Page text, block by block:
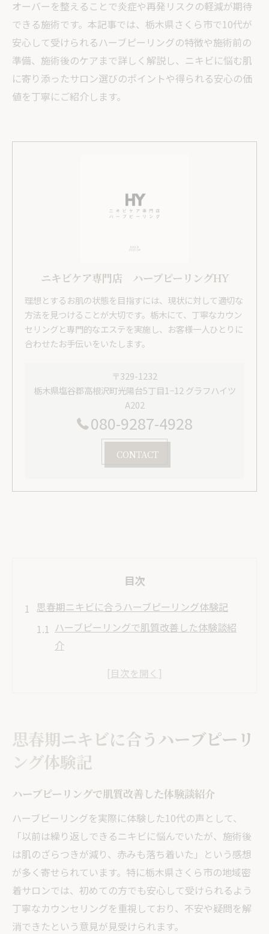
オーバーを整えることで炎症や再発リスクの軽減が期待
できる施術です。本記事では、栃木県さくら市で10代が
安心して受けられるハーブピーリングの特徴や施術前の
準備、施術後のケアまで詳しく解説し、ニキビに悩む肌
に寄り添ったサロン選びのポイントや得られる安心の価
値を丁寧にご紹介します。
ニキビケア専門店 ハーブピーリングHY
理想とするお肌の状態を目指すには、現状に対して適切な
方法を見つけることが大切です。栃木にて、丁寧なカウン
セリングと専門的なエステを実施し、お客様一人ひとりに
合わせたお手伝いをいたします。
〒329-1232
栃木県塩谷郡高根沢町光陽台5丁目1−12 グラフハイツ
A202
080-9287-4928
CONTACT
目次
思春期ニキビに合うハーブピーリング体験記
ハーブピーリングで肌質改善した体験談紹
介
10代が実感したハーブピーリングの効果
ート
繰り返すニキビにハーブピーリングは有効
肌トラブル改善へ導くハーブピーリングの特徴
とは
ハーブピーリングが思春期ニキビに強い理
由
天然成分配合のハーブピーリングの魅力解
説
肌のターンオーバー促進とニキビ改善効果
思春期ニキビに合うハーブピーリ
ング体験記
ハーブピーリングで肌質改善した体験談紹介
ハーブピーリングを実際に体験した10代の声として、
「以前は繰り返しできるニキビに悩んでいたが、施術後
は肌のざらつきが減り、赤みも落ち着いた」という感想
が多く寄せられています。特に栃木県さくら市の地域密
着サロンでは、初めての方でも安心して受けられるよう
丁寧なカウンセリングを重視しており、不安や疑問を解
消できたという意見が見受けられます。